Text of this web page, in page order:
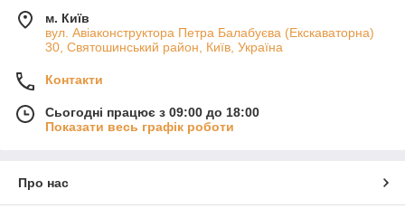
м. Київ
вул. Авіаконструктора Петра Балабуєва (Екскаваторна)
30, Святошинський район, Київ, Україна
Контакти
Сьогодні працює з 09:00 до 18:00
Показати весь графік роботи
Про нас